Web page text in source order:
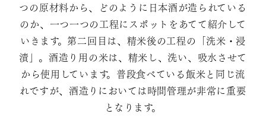
つの原材料から、どのように日本酒が造られている
のか、一つ一つの工程にスポットをあてて紹介して
いきます。第二回目は、精米後の工程の「洗米・浸
漬」。酒造り用の米は、精米し、洗い、吸水させて
から使用しています。普段食べている飯米と同じ流
れですが、酒造りにおいては時間管理が非常に重要
となります。